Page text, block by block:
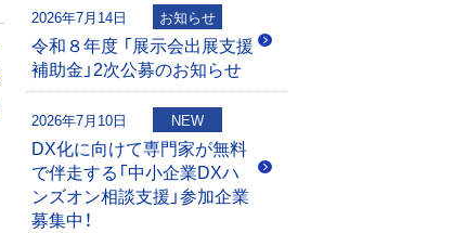
2026年7月14日 お知らせ
令和８年度 「展示会出展支援
補助金」2次公募のお知らせ
2026年7月10日 NEW
DX化に向けて専門家が無料
で伴走する「中小企業DXハ
ンズオン相談支援」参加企業
募集中！